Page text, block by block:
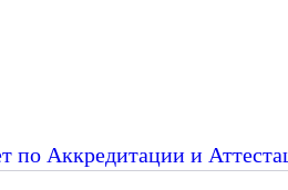
по Аккредитации и